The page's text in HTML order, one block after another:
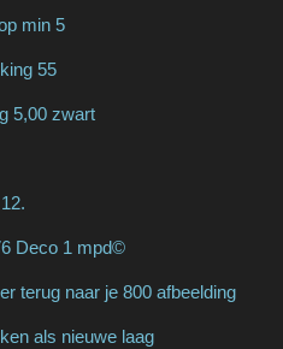
min 5
55
5,00 zwart
12.
Deco 1 mpd©
terug naar je 800 afbeelding
als nieuwe laag